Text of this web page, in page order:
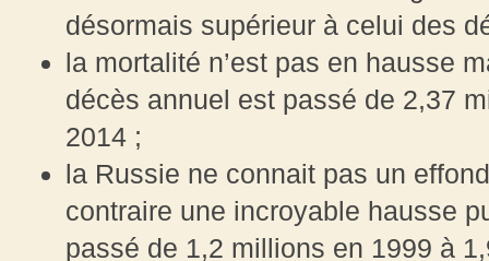
désormais supérieur à celui des
la mortalité n’est pas en hausse
décès annuel est passé de 2,37
2014 ;
la Russie ne connait pas un
contraire une incroyable hausse
passé de 1,2 millions en 1999 à